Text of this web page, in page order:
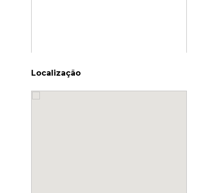
Localização